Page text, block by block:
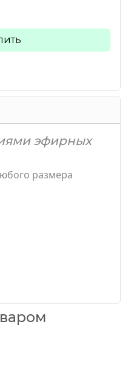
эфирных
размера